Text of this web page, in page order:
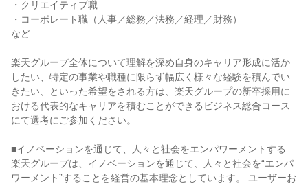
・クリエイティブ職
・コーポレート職（人事／総務／法務／経理／財務）
など
楽天グループ全体について理解を深め自身のキャリア形成に活か
したい、特定の事業や職種に限らず幅広く様々な経験を積んでい
きたい、といった希望をされる方は、楽天グループの新卒採用に
おける代表的なキャリアを積むことができるビジネス総合コース
にて選考にご参加ください。
■イノベーションを通じて、人々と社会をエンパワーメントする
楽天グループは、イノベーションを通じて、人々と社会を“エンパ
ワーメント”することを経営の基本理念としています。 ユーザーお